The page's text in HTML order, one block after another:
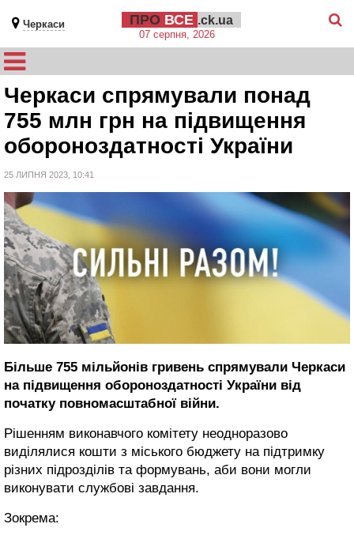
Черкаси ПРО ВСЕ .ck.ua
07 серпня, 2026
Черкаси спрямували понад
755 млн грн на підвищення
обороноздатності України
25 ЛИПНЯ 2023, 10:41
Більше 755 мільйонів гривень спрямували Черкаси
на підвищення обороноздатності України від
початку повномасштабної війни.
Рішенням виконавчого комітету неодноразово
виділялися кошти з міського бюджету на підтримку
різних підрозділів та формувань, аби вони могли
виконувати службові завдання.
Зокрема: